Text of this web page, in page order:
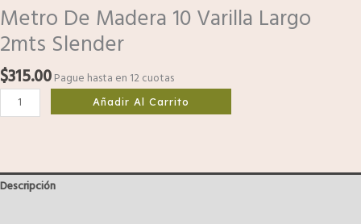
Metro De Madera 10 Varilla Largo
2mts Slender
$315.00Pague hasta en 12 cuotas
Añadir Al Carrito
Descripción